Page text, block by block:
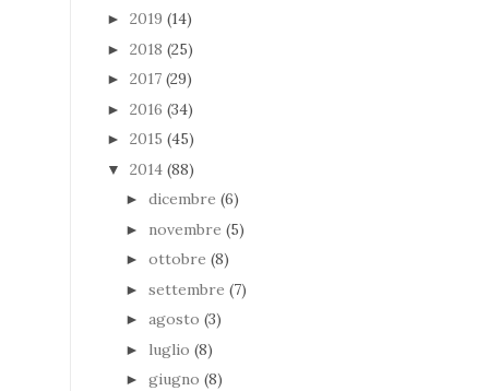
► 2019 (14)
► 2018 (25)
► 2017 (29)
► 2016 (34)
► 2015 (45)
▼ 2014 (88)
► dicembre (6)
► novembre (5)
► ottobre (8)
► settembre (7)
► agosto (3)
► luglio (8)
► giugno (8)